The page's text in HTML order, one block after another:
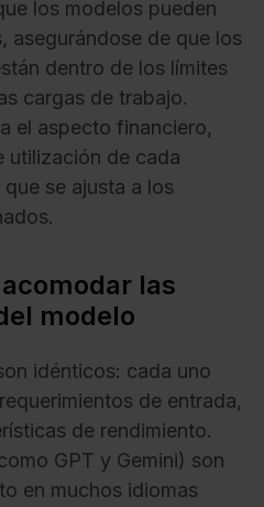
los modelos pueden
asegurándose de que los
dentro de los límites
cargas de trabajo.
el aspecto financiero,
utilización de cada
se ajusta a los
las
modelo
idénticos: cada uno
de entrada,
de rendimiento.
GPT y Gemini) son
en muchos idiomas